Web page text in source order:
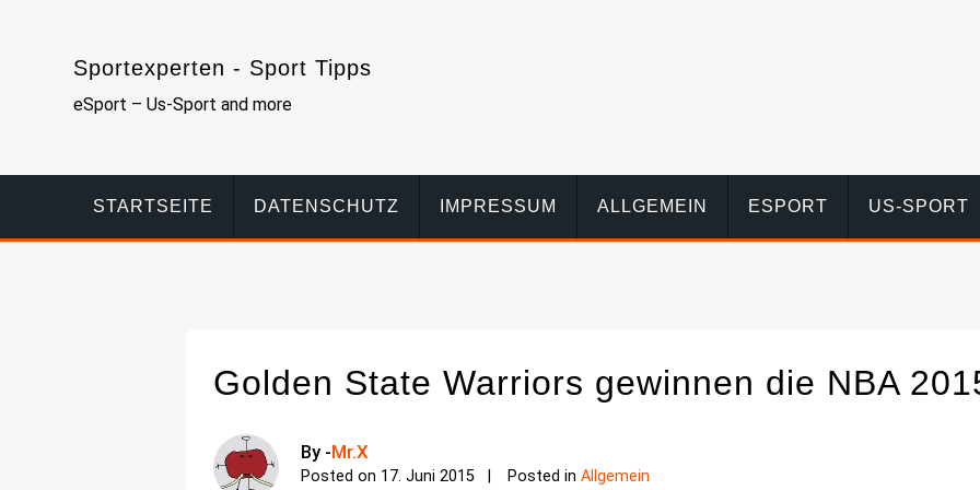
Sportexperten - Sport Tipps
eSport – Us-Sport and more
STARTSEITE DATENSCHUTZ IMPRESSUM ALLGEMEIN ESPORT US-SPORT
Golden State Warriors gewinnen die NBA
By -Mr.X
Posted on 17. Juni 2015 Posted inAllgemein